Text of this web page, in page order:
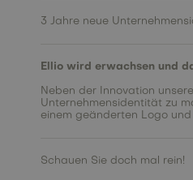
3 Jahre neue
Ellio wird erwachsen und
Neben der Innovation
Unternehmensidentität zu
einem geänderten Logo
Schauen Sie doch mal rein!